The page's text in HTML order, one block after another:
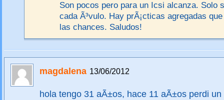
Son pocos pero para un Icsi alcanza. Solo
cada Ã³vulo. Hay prÃ¡cticas agregadas
las chances. Saludos!
magdalena 13/06/2012
hola tengo 31 aÃ±os, hace 11 aÃ±os perdi